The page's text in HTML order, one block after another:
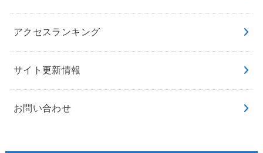
アクセスランキング
サイト更新情報
お問い合わせ